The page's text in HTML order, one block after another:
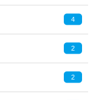
4
2
2